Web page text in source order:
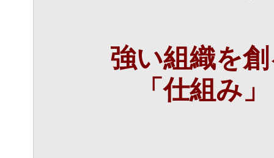
強い組織を
「仕組み」